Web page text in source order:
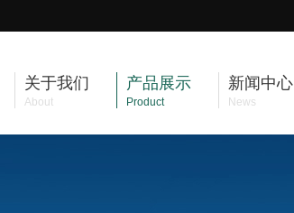
关于我们
About
产品展示
Product
新闻中心
News